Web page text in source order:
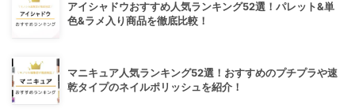
アイシャドウおすすめ人気ランキング52選！パレット&単
色&ラメ入り商品を徹底比較！
マニキュア人気ランキング52選！おすすめのプチプラや速
乾タイプのネイルポリッシュを紹介！